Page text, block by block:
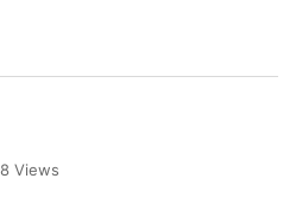
Views